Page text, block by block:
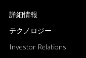
詳細情報
テクノロジー
Investor Relations